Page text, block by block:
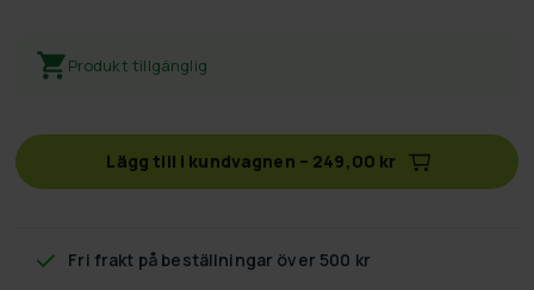
Produkt tillgänglig
Lägg till i kundvagnen – 249,00 kr
Fri frakt på beställningar över 500 kr